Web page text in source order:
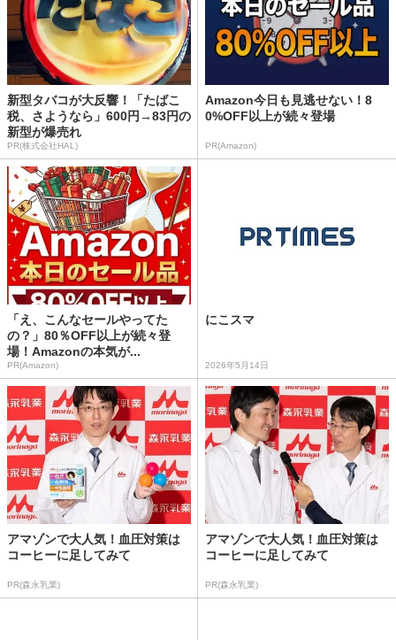
新型タバコが大反響！「たばこ
税、さようなら」600円→83円の
新型が爆売れ
PR(株式会社HAL)
Amazon今日も見逃せない！8
0%OFF以上が続々登場
PR(Amazon)
「え、こんなセールやってた
の？」80％OFF以上が続々登
場！Amazonの本気が...
PR(Amazon)
にこスマ
2026年5月14日
アマゾンで大人気！血圧対策は
コーヒーに足してみて
PR(森永乳業)
アマゾンで大人気！血圧対策は
コーヒーに足してみて
PR(森永乳業)